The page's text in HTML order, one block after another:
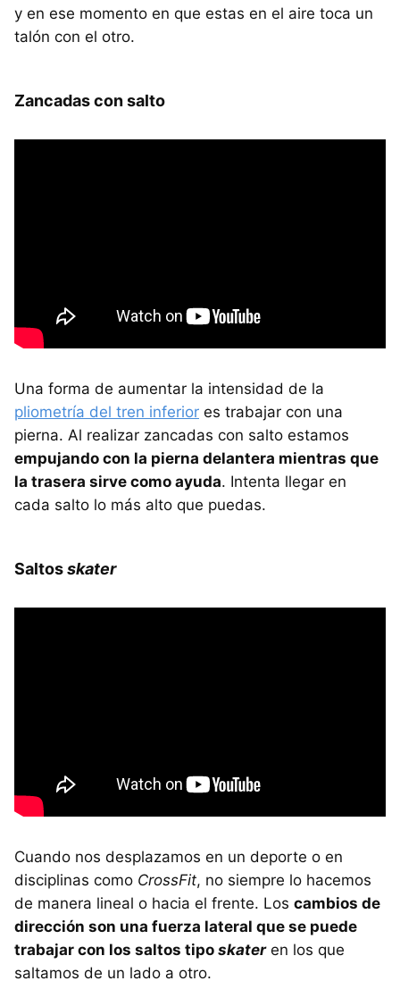
y en ese momento en que estas en el aire toca un
talón con el otro.
Zancadas con salto
Una forma de aumentar la intensidad de la
pliometría del tren inferior es trabajar con una
pierna. Al realizar zancadas con salto estamos
empujando con la pierna delantera mientras que
la trasera sirve como ayuda. Intenta llegar en
cada salto lo más alto que puedas.
Saltosskater
Cuando nos desplazamos en un deporte o en
disciplinas como CrossFit, no siempre lo hacemos
de manera lineal o hacia el frente. Los cambios de
dirección son una fuerza lateral que se puede
trabajar con los saltos tipo skater en los que
saltamos de un lado a otro.